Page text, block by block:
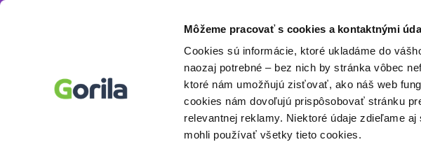
Môžeme pracovať s cookies a kontaktnými
Cookies sú informácie, ktoré ukladáme do
naozaj potrebné – bez nich by stránka vôbec
ktoré nám umožňujú zisťovať, ako náš web
cookies nám dovoľujú prispôsobovať stránku
relevantnej reklamy. Niektoré údaje zdieľame
mohli používať všetky tieto cookies.
Renata Eremiášová
Knihy autora Renata Eremiášová